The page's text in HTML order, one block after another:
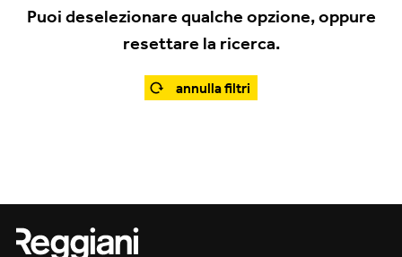
Products
2020
2019
Puoi deselezionare qualche opzione, oppure
resettare la ricerca.
annulla filtri